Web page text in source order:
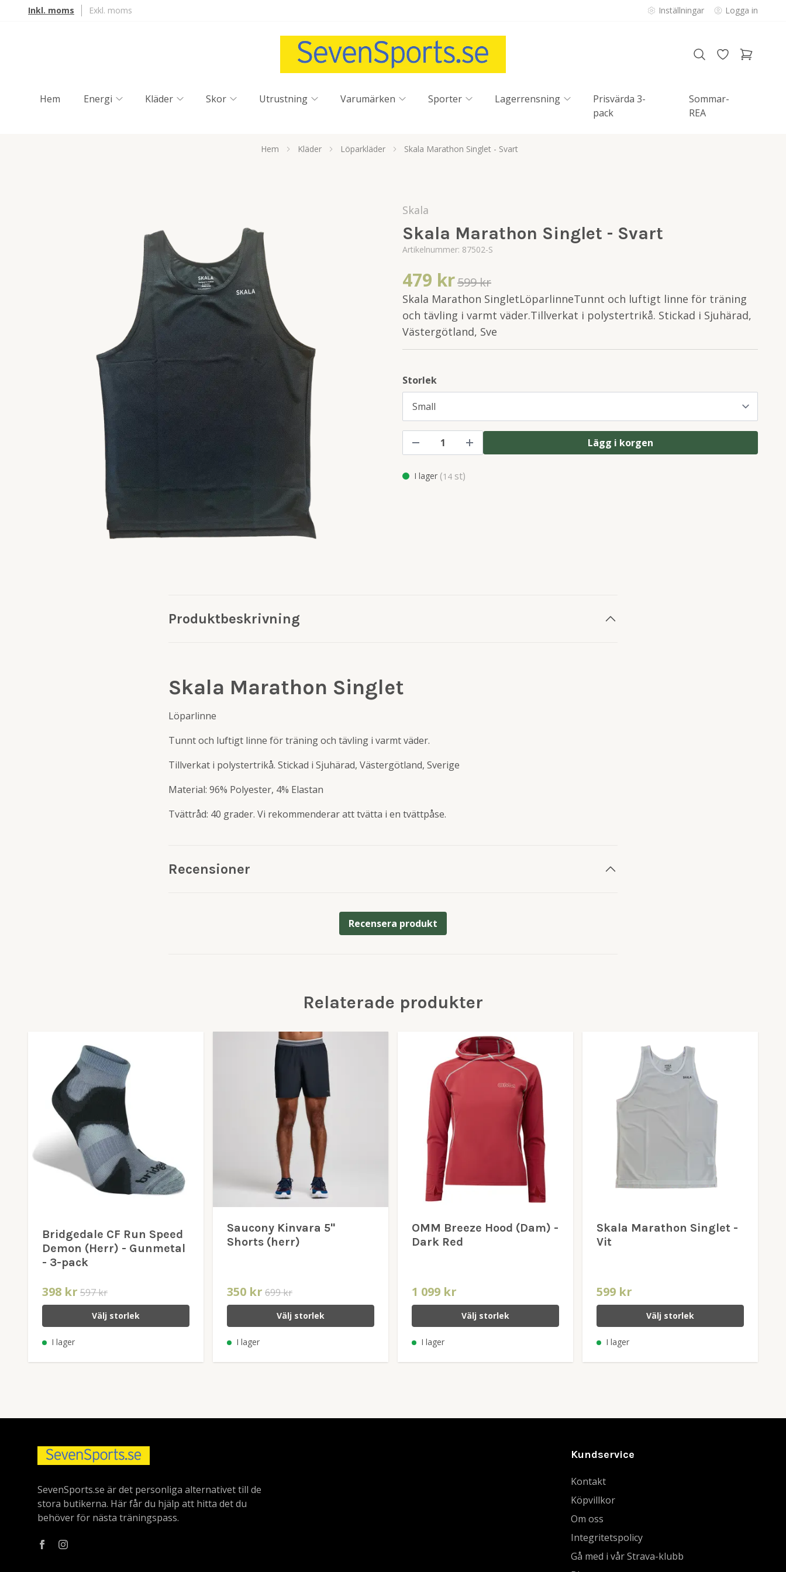
Inkl. moms Exkl. moms Inställningar Logga in
Hem Energi Kläder Skor Utrustning Varumärken Sporter Lagerrensning
Prisvärda 3-
pack
Sommar-
REA
Hem Kläder Löparkläder Skala Marathon Singlet - Svart
Skala
Skala Marathon Singlet - Svart
Artikelnummer: 87502-S
479 kr599 kr
Skala Marathon SingletLöparlinneTunnt och luftigt linne för träning
och tävling i varmt väder.Tillverkat i polystertrikå. Stickad i Sjuhärad,
Västergötland, Sve
Storlek
Lägg i korgen
I lager (14 st)
Produktbeskrivning
Skala Marathon Singlet
Löparlinne
Tunnt och luftigt linne för träning och tävling i varmt väder.
Tillverkat i polystertrikå. Stickad i Sjuhärad, Västergötland, Sverige
Material: 96% Polyester, 4% Elastan
Tvättråd: 40 grader. Vi rekommenderar att tvätta i en tvättpåse.
Recensioner
Recensera produkt
Relaterade produkter
Bridgedale CF Run Speed
Demon (Herr) - Gunmetal
- 3-pack
398 kr 597 kr
Välj storlek
I lager
Saucony Kinvara 5"
Shorts (herr)
350 kr 699 kr
Välj storlek
I lager
OMM Breeze Hood (Dam) -
Dark Red
1 099 kr
Välj storlek
I lager
Skala Marathon Singlet -
Vit
599 kr
Välj storlek
I lager
SevenSports.se är det personliga alternativet till de
stora butikerna. Här får du hjälp att hitta det du
behöver för nästa träningspass.
Kundservice
Kontakt
Köpvillkor
Om oss
Integritetspolicy
Gå med i vår Strava-klubb